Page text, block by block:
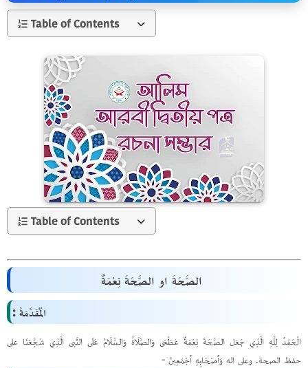
Table of Contents
Table of Contents
الصَّحَةَ او الصَّحَةَ نِعْمَةٌ
الْمُقَدَّمَةُ :
الْحَمْدُ لِلَّهِ الَّذِي جَعَل الصَّحَةَ نِعْمَةٌ عَظْمَى وَالصَّلَاةُ وَالسَّلَامُ عَلَى النَّبى الَّذِي شَجَّعَنَا على
حفظ الصحة. وعلى اله وَأَصْحَابِهِ أَجْمَعِينَ -